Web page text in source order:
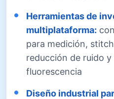
Herramientas de
multiplataforma:
para medición,
reducción de ruido
fluorescencia
Diseño industrial